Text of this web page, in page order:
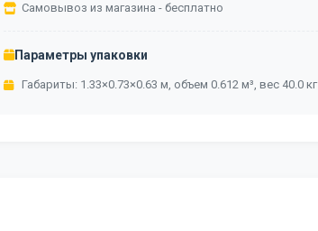
Самовывоз из магазина - бесплатно
Параметры упаковки
Габариты: 1.33×0.73×0.63 м, объем 0.612 м³, вес 40.0 кг